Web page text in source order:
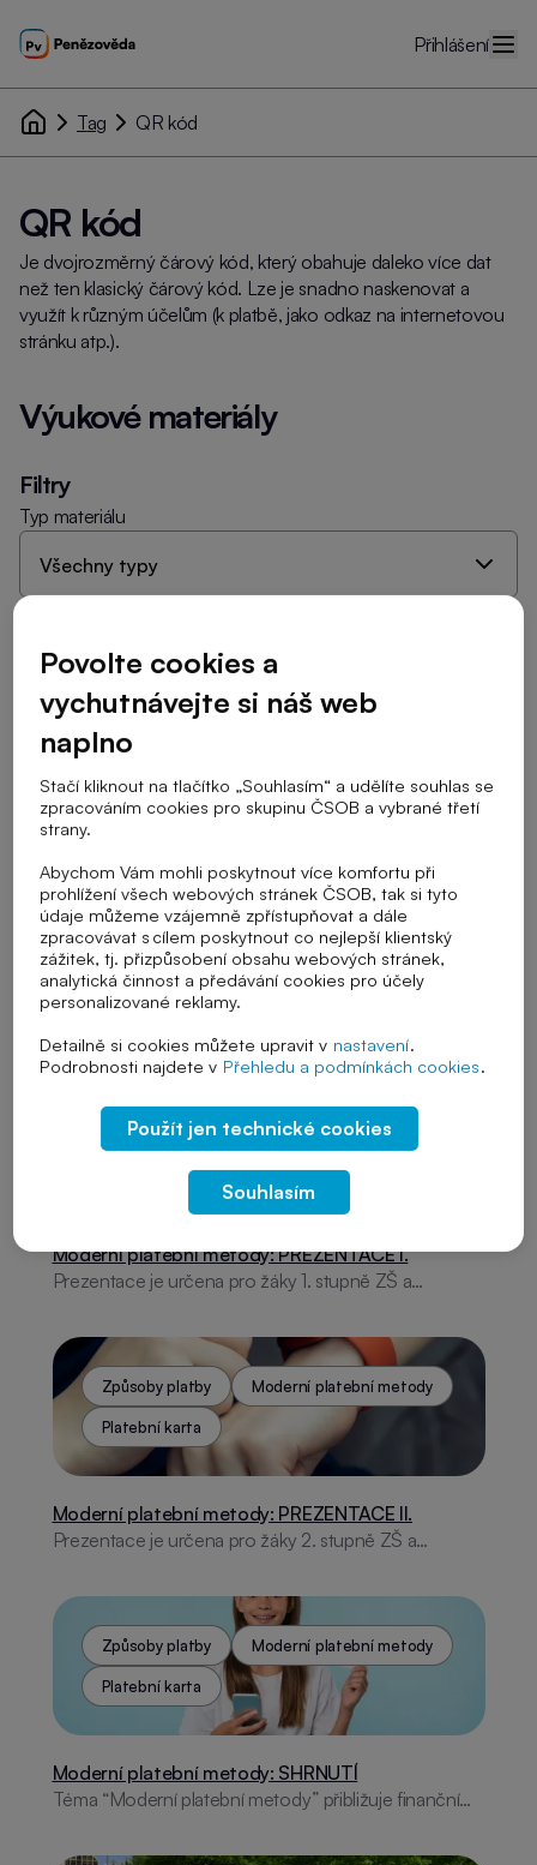
Přihlášení
Tag QR kód
QR kód
Je dvojrozměrný čárový kód, který obahuje daleko více dat
než ten klasický čárový kód. Lze je snadno naskenovat a
využít k různým účelům (k platbě, jako odkaz na internetovou
stránku atp.).
Výukové materiály
Filtry
Typ materiálu
Stupeň školy
Téma výuky
Řazení
Zrušit vybrané filtry
Způsoby platby Moderní platební metody
Platební karta
Moderní platební metody: PREZENTACE I.
Prezentace je určena pro žáky 1. stupně ZŠ a
způsoby placení. Obsahuje témata jako historie
plateb, platební karty, online finance a internetová
rizika. Nabízí praktické rady, aktivity a odkazy na
užitečné aplikace.
Způsoby platby Moderní platební metody
Platební karta
Moderní platební metody: PREZENTACE II.
Prezentace je určena pro žáky 2. stupně ZŠ a
způsoby placení. Obsahuje témata jako historie
plateb, platební karty, online finance a internetová
rizika. V závěru nabízí praktické rady, aktivity a odkazy
na užitečné aplikace.
Způsoby platby Moderní platební metody
Platební karta
Moderní platební metody: SHRNUTÍ
Téma “Moderní platební metody” přibližuje finanční
technologie, bezpečnost na internetu a nabízí
Povolte cookies a
vychutnávejte si náš web
naplno
Stačí kliknout na tlačítko „Souhlasím“ a udělíte souhlas se
zpracováním cookies pro skupinu ČSOB a vybrané třetí
strany.
Abychom Vám mohli poskytnout více komfortu při
prohlížení všech webových stránek ČSOB, tak si tyto
údaje můžeme vzájemně zpřístupňovat a dále
zpracovávat s cílem poskytnout co nejlepší klientský
zážitek, tj. přizpůsobení obsahu webových stránek,
analytická činnost a předávání cookies pro účely
personalizované reklamy.
Detailně si cookies můžete upravit v nastavení
Podrobnosti najdete v Přehledu a podmínkách cookies
Použít jen technické cookies
Souhlasím